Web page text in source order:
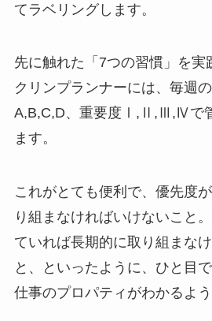
てラベリングします。
先に触れた「7つの習慣」を実
クリンプランナーには、毎週
A,B,C,D、重要度Ⅰ,Ⅱ,Ⅲ,Ⅳで
ます。
これがとても便利で、優先度
り組まなければいけないこと
ていれば長期的に取り組まな
と、といったように、ひと目
仕事のプロパティがわかるよう